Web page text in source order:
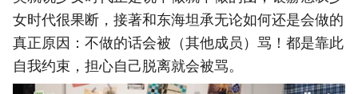
女时代很果断，接著和东海坦承无论如何还是会做的
真正原因：不做的话会被（其他成员）骂！都是靠此
自我约束，担心自己脱离就会被骂。